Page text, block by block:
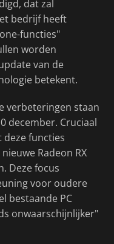
dat zal
bedrijf heeft
functies"
worden
van de
betekent.
verbeteringen staan
december. Cruciaal
deze functies
Radeon RX
Deze focus
voor oudere
bestaande PC
onwaarschijnlijker"